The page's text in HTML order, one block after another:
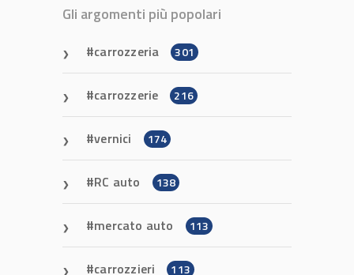
Gli argomenti più popolari
carrozzeria 301
carrozzerie 216
vernici 174
RC auto 138
mercato auto 113
carrozzieri 113